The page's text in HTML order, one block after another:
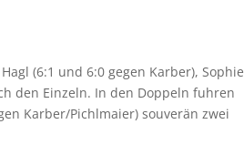
(6:1 und 6:0 gegen Karber), Sophie
den Einzeln. In den Doppeln fuhren
Karber/Pichlmaier) souverän zwei